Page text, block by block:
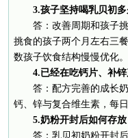
3.孩子坚持喝乳贝初
答：改善周期和孩子
挑食的孩子两个月左右三
数孩子饮食结构慢慢优化。
4.已经在吃钙片、补
答：配方完善的成长
钙、锌与复合维生素，每
5.奶粉开封后如何存
答：乳贝初奶粉开封